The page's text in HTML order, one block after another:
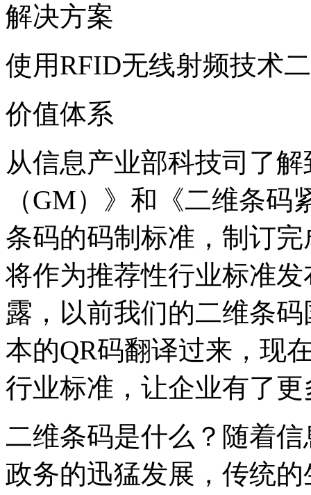
解决方案
使用RFID无线射频技术
价值体系
从信息产业部科技司了
（GM）》和《二维条
条码的码制标准，制订
将作为推荐性行业标准
露，以前我们的二维条
本的QR码翻译过来，现
行业标准，让企业有了
二维条码是什么？随着
政务的迅猛发展，传统